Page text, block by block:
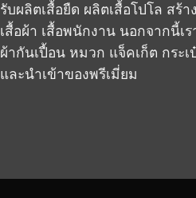
รับผลิตเสื้อยืด ผลิตเสื้อโปโล สร้า
เสื้อผ้า เสื้อพนักงาน นอกจากนี้เร
ผ้ากันเปื้อน หมวก แจ็คเก็ต กระเ
และนำเข้าของพรีเมี่ยม